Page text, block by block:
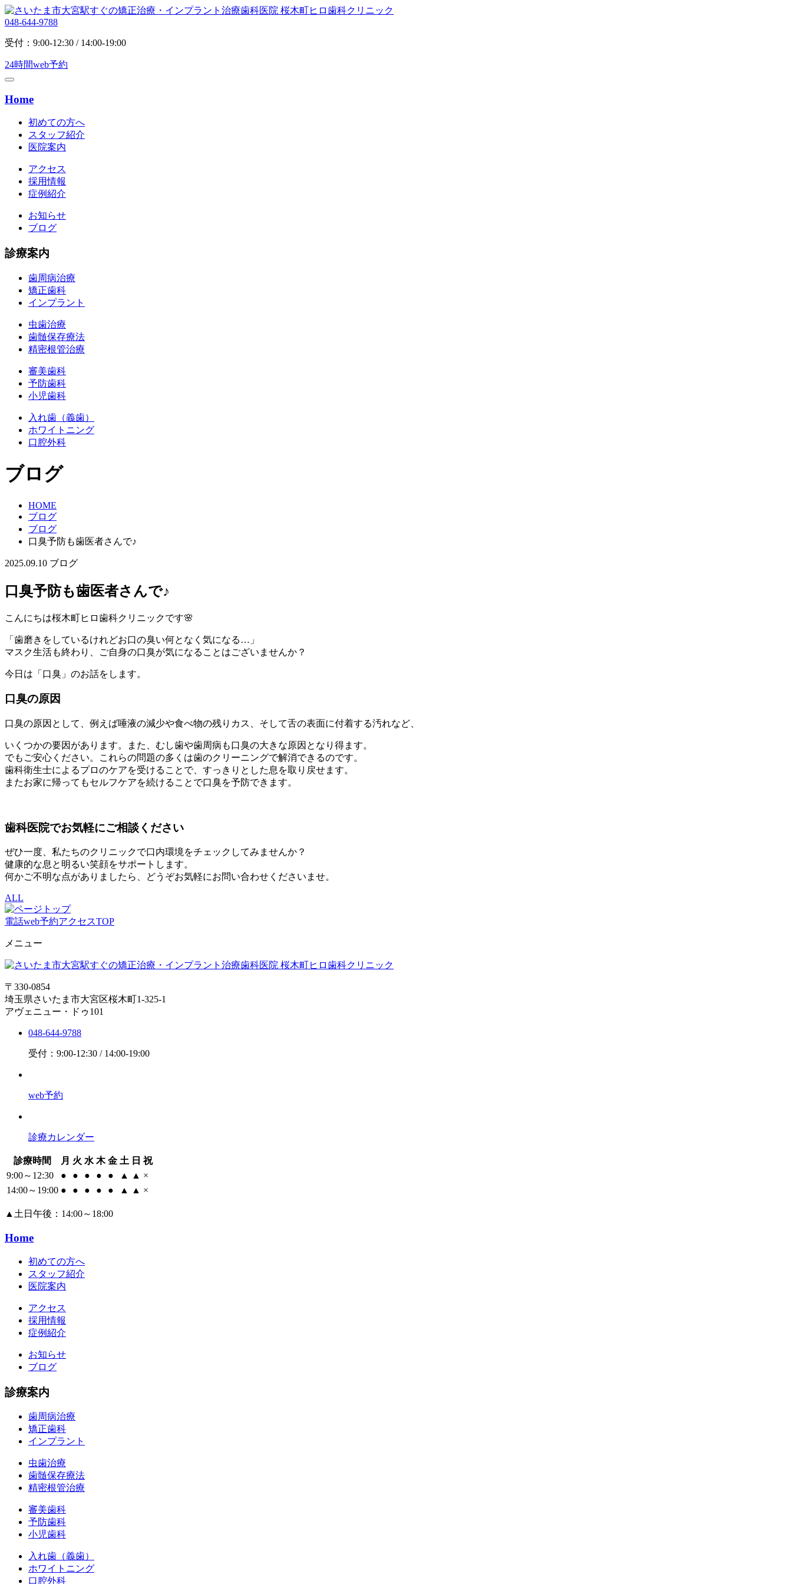
048-644-9788
受付：9:00-12:30 / 14:00-19:00
24時間web予約
Home
初めての方へ
スタッフ紹介
医院案内
アクセス
採用情報
症例紹介
お知らせ
ブログ
診療案内
歯周病治療
矯正歯科
インプラント
虫歯治療
歯髄保存療法
精密根管治療
審美歯科
予防歯科
小児歯科
入れ歯（義歯）
ホワイトニング
口腔外科
ブログ
HOME
ブログ
ブログ
口臭予防も歯医者さんで♪
2025.09.10 ブログ
口臭予防も歯医者さんで♪
こんにちは桜木町ヒロ歯科クリニックです🌸
「歯磨きをしているけれどお口の臭い何となく気になる…」
マスク生活も終わり、ご自身の口臭が気になることはございませんか？
今日は「口臭」のお話をします。
口臭の原因
口臭の原因として、例えば唾液の減少や食べ物の残りカス、そして舌の表面に付着する汚れなど、
いくつかの要因があります。また、むし歯や歯周病も口臭の大きな原因となり得ます。
でもご安心ください。これらの問題の多くは歯のクリーニングで解消できるのです。
歯科衛生士によるプロのケアを受けることで、すっきりとした息を取り戻せます。
またお家に帰ってもセルフケアを続けることで口臭を予防できます。
歯科医院でお気軽にご相談ください
ぜひ一度、私たちのクリニックで口内環境をチェックしてみませんか？
健康的な息と明るい笑顔をサポートします。
何かご不明な点がありましたら、どうぞお気軽にお問い合わせくださいませ。
ALL
電話web予約アクセスTOP
メニュー
〒330-0854
埼玉県さいたま市大宮区桜木町1-325-1
アヴェニュー・ドゥ101
048-644-9788
受付：9:00-12:30 / 14:00-19:00
web予約
診療カレンダー
診療時間 月 火 水 木 金 土 日 祝
9:00～12:30
● ● ● ● ● ▲ ▲ ×
14:00～19:00 ● ● ● ● ● ▲ ▲ ×
▲土日午後：14:00～18:00
Home
初めての方へ
スタッフ紹介
医院案内
アクセス
採用情報
症例紹介
お知らせ
ブログ
診療案内
歯周病治療
矯正歯科
インプラント
虫歯治療
歯髄保存療法
精密根管治療
審美歯科
予防歯科
小児歯科
入れ歯（義歯）
ホワイトニング
口腔外科